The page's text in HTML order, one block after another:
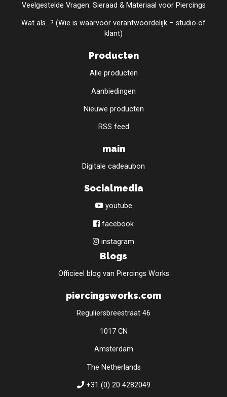
Veelgestelde Vragen: Sieraad & Materiaal voor Piercings
Wat als...? (Wie is waarvoor verantwoordelijk – studio of
klant)
Producten
Alle producten
Aanbiedingen
Nieuwe producten
RSS feed
main
Digitale cadeaubon
Socialmedia
youtube
facebook
instagram
Blogs
Officieel blog van Piercings Works
piercingsworks.com
Reguliersbreestraat 46
1017 CN
Amsterdam
The Netherlands
+31 (0) 20 4282049